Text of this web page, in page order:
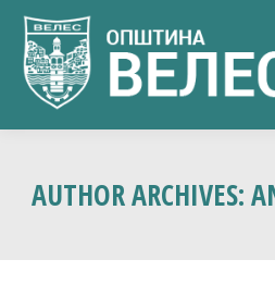
AUTHOR ARCHIVES: